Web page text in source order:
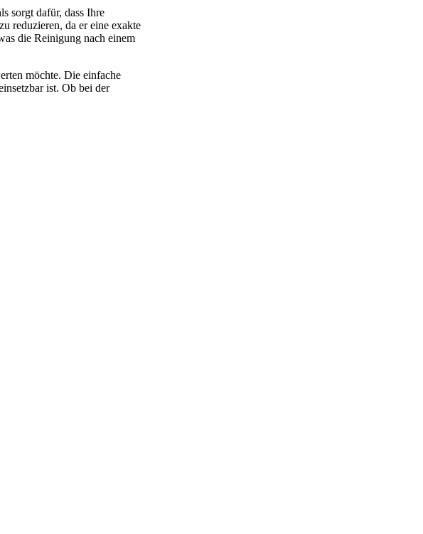
sorgt dafür, dass Ihre
reduzieren, da er eine exakte
die Reinigung nach einem
möchte. Die einfache
ist. Ob bei der